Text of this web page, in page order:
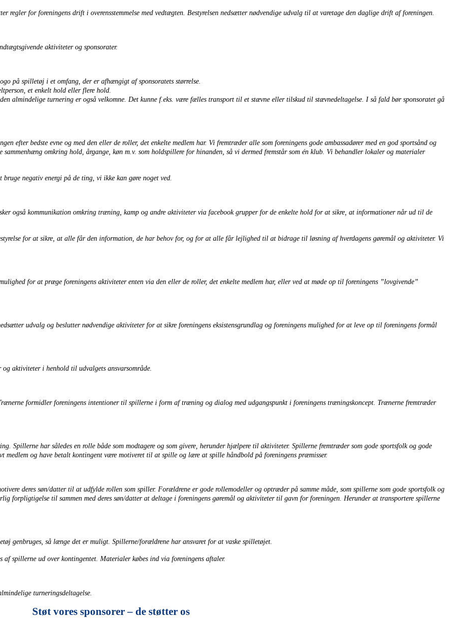
regler for foreningens drift i overensstemmelse med vedtægten. Bestyrelsen nedsætter nødvendige udvalg til at varetage den daglige drift af foreningen.
aktiviteter og sponsorater.
på spilletøj i et omfang, der er afhængigt af sponsoratets størrelse.
et enkelt hold eller flere hold.
almindelige turnering er også velkomne. Det kunne f.eks. være fælles transport til et stævne eller tilskud til stævnedeltagelse. I så fald bør sponsoratet gå
efter bedste evne og med den eller de roller, det enkelte medlem har. Vi fremtræder alle som foreningens gode ambassadører med en god sportsånd og
omkring hold, årgange, køn m.v. som holdspillere for hinanden, så vi dermed fremstår som én klub. Vi behandler lokaler og materialer
negativ energi på de ting, vi ikke kan gøre noget ved.
også kommunikation omkring træning, kamp og andre aktiviteter via facebook grupper for de enkelte hold for at sikre, at informationer når ud til de
for at sikre, at alle får den information, de har behov for, og for at alle får lejlighed til at bidrage til løsning af hverdagens gøremål og aktiviteter. Vi
for at præge foreningens aktiviteter enten via den eller de roller, det enkelte medlem har, eller ved at møde op til foreningens ”lovgivende”
udvalg og beslutter nødvendige aktiviteter for at sikre foreningens eksistensgrundlag og foreningens mulighed for at leve op til foreningens formål
og aktiviteter i henhold til udvalgets ansvarsområde.
formidler foreningens intentioner til spillerne i form af træning og dialog med udgangspunkt i foreningens træningskoncept. Trænerne fremtræder
Spillerne har således en rolle både som modtagere og som givere, herunder hjælpere til aktiviteter. Spillerne fremtræder som gode sportsfolk og gode
og have betalt kontingent være motiveret til at spille og lære at spille håndbold på foreningens præmisser.
deres søn/datter til at udfylde rollen som spiller. Forældrene er gode rollemodeller og optræder på samme måde, som spillerne som gode sportsfolk og
forpligtigelse til sammen med deres søn/datter at deltage i foreningens gøremål og aktiviteter til gavn for foreningen. Herunder at transportere spillerne
genbruges, så længe det er muligt. Spillerne/forældrene har ansvaret for at vaske spilletøjet.
af spillerne ud over kontingentet. Materialer købes ind via foreningens aftaler.
turneringsdeltagelse.
Støt vores sponsorer – de støtter os